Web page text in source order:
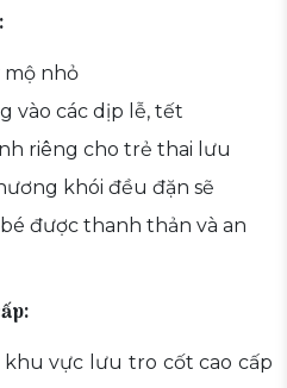
mộ nhỏ
vào các dịp lễ, tết
riêng cho trẻ thai lưu
khói đều đặn sẽ
được thanh thản và an
vực lưu tro cốt cao cấp